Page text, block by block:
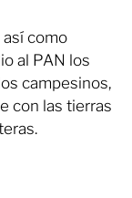
así como
al PAN los
campesinos,
con las tierras